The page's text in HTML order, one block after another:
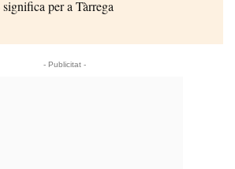
per a Tàrrega
- Publicitat -